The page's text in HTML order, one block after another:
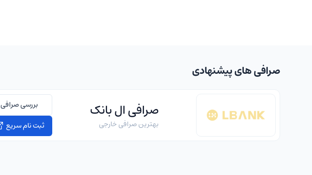
صرافی های پیشنهادی
صرافی ال بانک
بهترین صرافی خارجی
بررسی صرافی
ثبت نام سریع